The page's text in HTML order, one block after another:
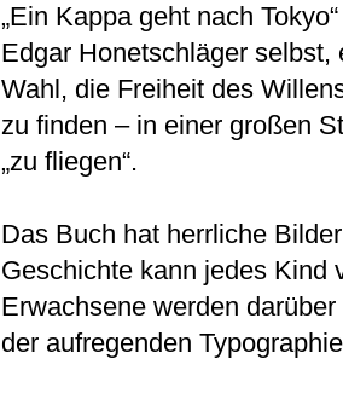
„Ein Kappa geht nach
Edgar Honetschläger
Wahl, die Freiheit des
zu finden – in einer großen
„zu fliegen“.
Das Buch hat herrliche
Geschichte kann jedes Kind
Erwachsene werden
der aufregenden